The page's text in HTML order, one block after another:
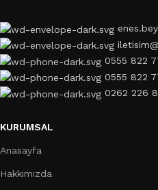
0555 822
0555 822
0262 226
KURUMSAL
Anasayfa
Hakkımızda